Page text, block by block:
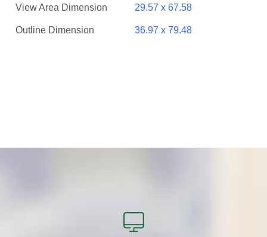
View Area Dimension 29.57 x 67.58
Outline Dimension 36.97 x 79.48